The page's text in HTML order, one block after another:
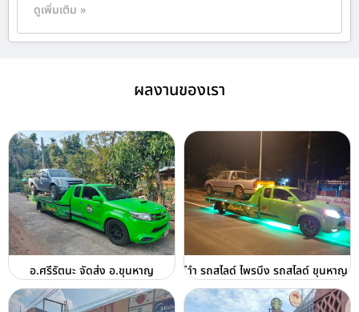
ดูเพิ่มเติม »
ผลงานของเรา
อ.ศรีรัตนะ จัดส่ง อ.ขุนหาญ ำำ รถสไลด์ ไพรบึง รถสไลด์ ขุนหาญ